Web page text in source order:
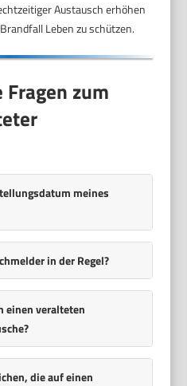
Austausch erhöhen
Leben zu schützen.
zum
meines
in der Regel?
einen veralteten
die auf einen